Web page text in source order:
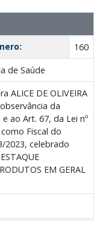
160
de Saúde
ALICE DE OLIVEIRA
da
ao Art. 67, da Lei nº
Fiscal do
2023, celebrado
EM GERAL